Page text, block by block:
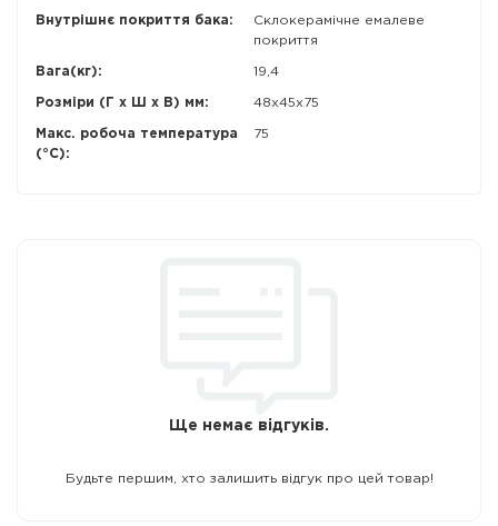
Внутрішнє покриття бака:
Склокерамічне емалеве
покриття
Вага(кг): 19,4
Розміри (Г x Ш x В) мм: 48х45х75
Макс. робоча температура
(°C):
75
Ще немає відгуків.
Будьте першим, хто залишить відгук про цей товар!